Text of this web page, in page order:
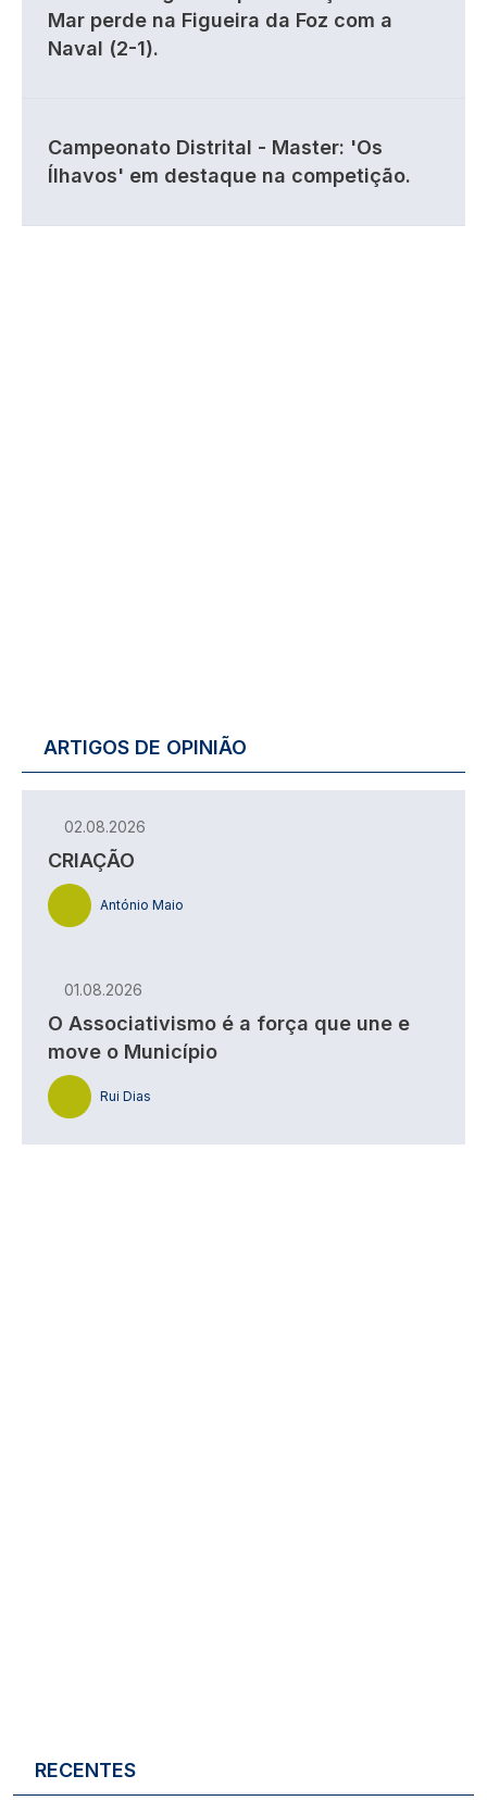
Mar perde na Figueira da Foz com a
Naval (2-1).
Campeonato Distrital - Master: 'Os
Ílhavos' em destaque na competição.
ARTIGOS DE OPINIÃO
02.08.2026
CRIAÇÃO
António Maio
01.08.2026
O Associativismo é a força que une e
move o Município
Rui Dias
RECENTES